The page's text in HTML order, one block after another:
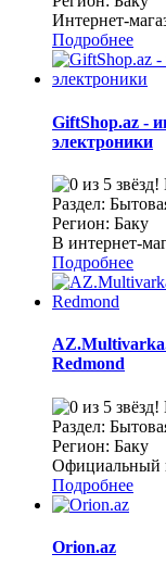
Интернет-
Подробнее
GiftShop.az -
электроники
Раздел:
Регион: Баку
В интернет-
Подробнее
Redmond
Раздел:
Регион: Баку
Официальный
Подробнее
Orion.az